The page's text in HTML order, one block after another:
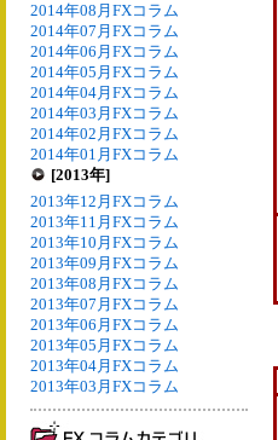
2014年08月FXコラム
2014年07月FXコラム
2014年06月FXコラム
2014年05月FXコラム
2014年04月FXコラム
2014年03月FXコラム
2014年02月FXコラム
2014年01月FXコラム
[2013年]
2013年12月FXコラム
2013年11月FXコラム
2013年10月FXコラム
2013年09月FXコラム
2013年08月FXコラム
2013年07月FXコラム
2013年06月FXコラム
2013年05月FXコラム
2013年04月FXコラム
2013年03月FXコラム